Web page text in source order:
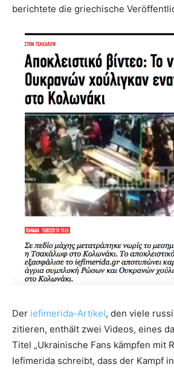
berichtete die griechische
Der iefimerida-Artikel, den viele
zitieren, enthält zwei Videos, eines
Titel „Ukrainische Fans kämpfen mit
Iefimerida schreibt, dass der Kampf